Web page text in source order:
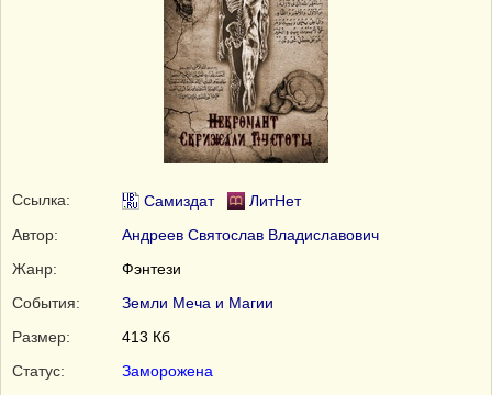
Ссылка: Самиздат
ЛитНет
Автор:
Андреев Святослав Владиславович
Жанр:
Фэнтези
События:
Земли Меча и Магии
Размер:
413 Кб
Статус:
Заморожена